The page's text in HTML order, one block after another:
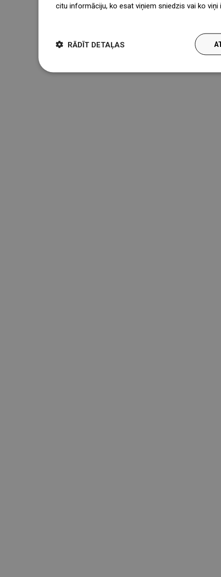
citu informāciju, ko esat viņiem sniedzis vai ko
RĀDĪT DETAĻAS